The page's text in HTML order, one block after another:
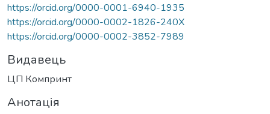
https://orcid.org/0000-0001-6940-1935
https://orcid.org/0000-0002-1826-240X
https://orcid.org/0000-0002-3852-7989
Видавець
ЦП Компринт
Анотація